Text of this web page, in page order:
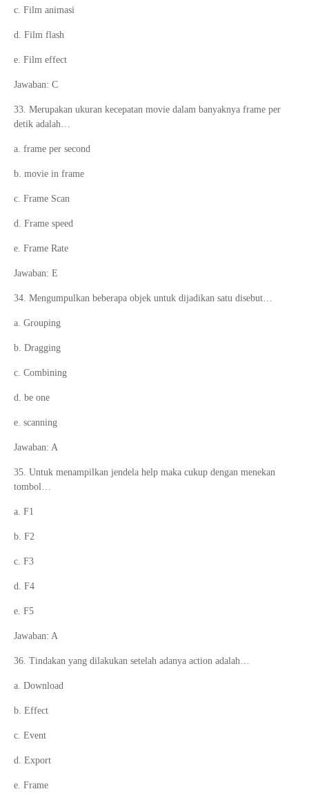
c. Film animasi
d. Film flash
e. Film effect
Jawaban: C
33. Merupakan ukuran kecepatan movie dalam banyaknya frame per
detik adalah…
a. frame per second
b. movie in frame
c. Frame Scan
d. Frame speed
e. Frame Rate
Jawaban: E
34. Mengumpulkan beberapa objek untuk dijadikan satu disebut…
a. Grouping
b. Dragging
c. Combining
d. be one
e. scanning
Jawaban: A
35. Untuk menampilkan jendela help maka cukup dengan menekan
tombol…
a. F1
b. F2
c. F3
d. F4
e. F5
Jawaban: A
36. Tindakan yang dilakukan setelah adanya action adalah…
a. Download
b. Effect
c. Event
d. Export
e. Frame